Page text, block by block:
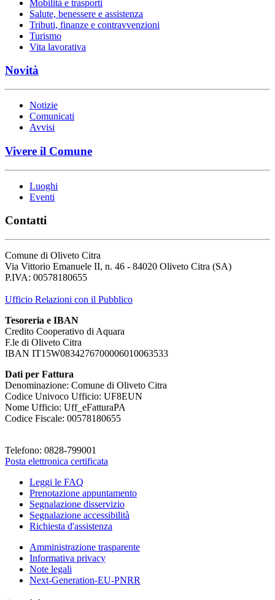
Mobilità e trasporti
Salute, benessere e assistenza
Tributi, finanze e contravvenzioni
Turismo
Vita lavorativa
Novità
Notizie
Comunicati
Avvisi
Vivere il Comune
Luoghi
Eventi
Contatti
Comune di Oliveto Citra
Via Vittorio Emanuele II, n. 46 - 84020 Oliveto Citra (SA)
P.IVA: 00578180655
Ufficio Relazioni con il Pubblico
Tesoreria e IBAN
Credito Cooperativo di Aquara
F.le di Oliveto Citra
IBAN IT15W0834276700006010063533
Dati per Fattura
Denominazione: Comune di Oliveto Citra
Codice Univoco Ufficio: UF8EUN
Nome Ufficio: Uff_eFatturaPA
Codice Fiscale: 00578180655
Telefono: 0828-799001
Posta elettronica certificata
Leggi le FAQ
Prenotazione appuntamento
Segnalazione disservizio
Segnalazione accessibilità
Richiesta d'assistenza
Amministrazione trasparente
Informativa privacy
Note legali
Next-Generation-EU-PNRR